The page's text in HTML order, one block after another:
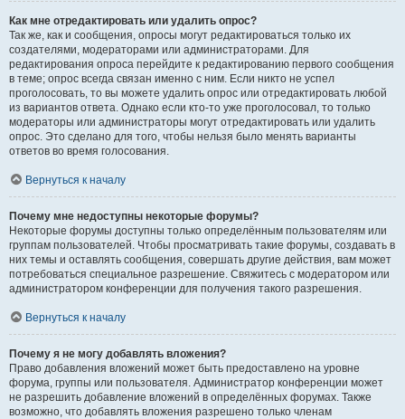
Как мне отредактировать или удалить опрос?
Так же, как и сообщения, опросы могут редактироваться только их
создателями, модераторами или администраторами. Для
редактирования опроса перейдите к редактированию первого сообщения
в теме; опрос всегда связан именно с ним. Если никто не успел
проголосовать, то вы можете удалить опрос или отредактировать любой
из вариантов ответа. Однако если кто-то уже проголосовал, то только
модераторы или администраторы могут отредактировать или удалить
опрос. Это сделано для того, чтобы нельзя было менять варианты
ответов во время голосования.
Вернуться к началу
Почему мне недоступны некоторые форумы?
Некоторые форумы доступны только определённым пользователям или
группам пользователей. Чтобы просматривать такие форумы, создавать в
них темы и оставлять сообщения, совершать другие действия, вам может
потребоваться специальное разрешение. Свяжитесь с модератором или
администратором конференции для получения такого разрешения.
Вернуться к началу
Почему я не могу добавлять вложения?
Право добавления вложений может быть предоставлено на уровне
форума, группы или пользователя. Администратор конференции может
не разрешить добавление вложений в определённых форумах. Также
возможно, что добавлять вложения разрешено только членам